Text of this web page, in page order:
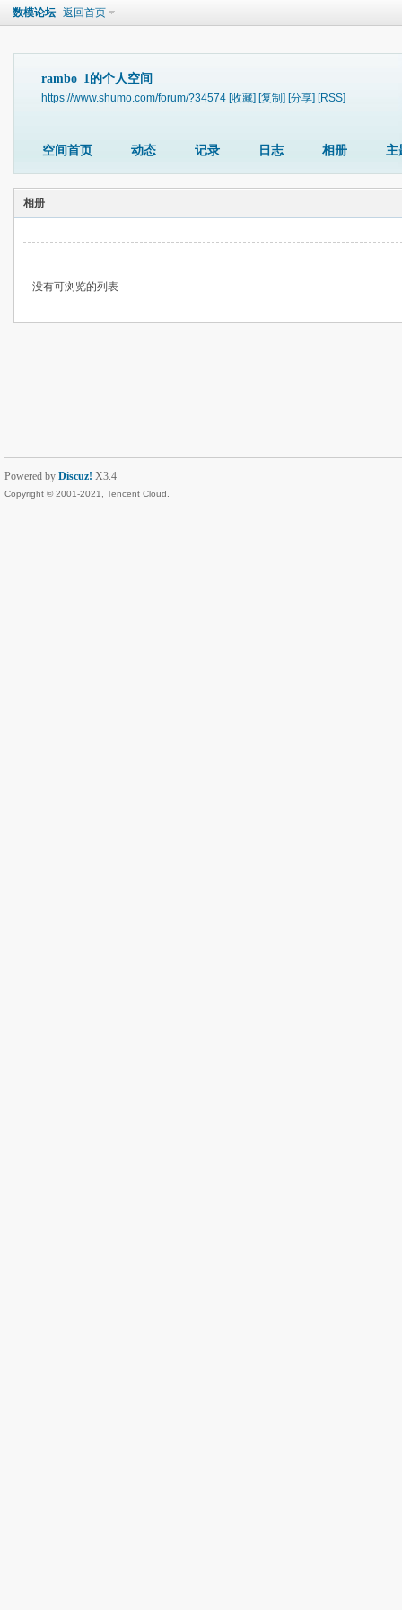
数模论坛 返回首页
rambo_1的个人空间
https://www.shumo.com/forum/?34574 [收藏] [复制] [分享] [RSS]
空间首页 动态 记录 日志 相册 主
相册
没有可浏览的列表
Powered by Discuz! X3.4
Copyright © 2001-2021, Tencent Cloud.